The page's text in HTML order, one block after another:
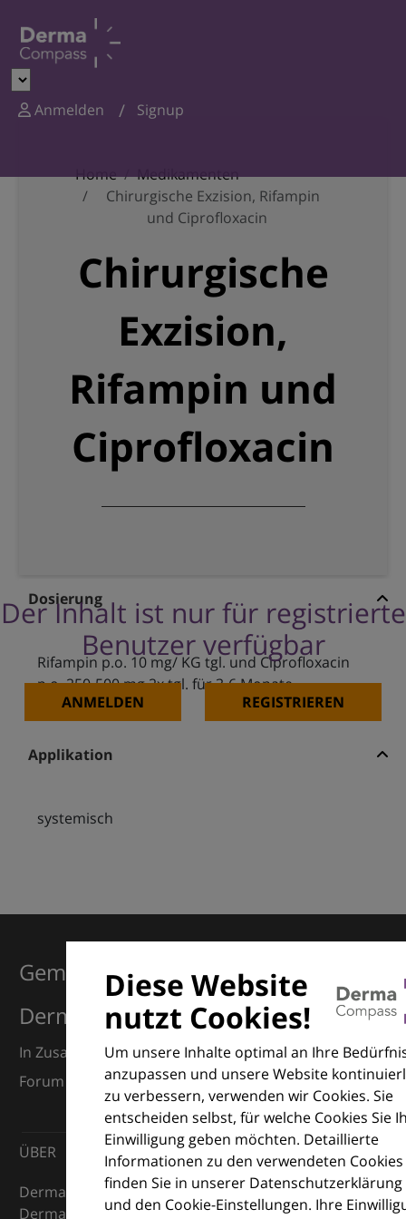
Anmelden Signup
Home
Medikamenten
Chirurgische Exzision, Rifampin
und Ciprofloxacin
Chirurgische
Exzision,
Rifampin und
Ciprofloxacin
Der Inhalt ist nur für registrierte
Benutzer verfügbar
ANMELDEN REGISTRIEREN
Dosierung
Rifampin p.o. 10 mg/ KG tgl. und Ciprofloxacin
p.o. 250-500 mg 2x tgl. für 3-6 Monate
Applikation
systemisch
Diese Website
nutzt Cookies!
Um unsere Inhalte optimal an Ihre
anzupassen und unsere Website
zu verbessern, verwenden wir Cookies. Sie
entscheiden selbst, für welche Cookies Sie
Einwilligung geben möchten. Detaillierte
Informationen zu den verwendeten Cookies
finden Sie in unserer Datenschutzerklärung
und den Cookie-Einstellungen. Ihre
Gemeinsam für Exzellenz in der
Dermatologie
In Zusammenarbeit mit dem European Dermatology
Forum (EDF) und Euroderm Excellence
ÜBER
DermaCompass ist Ihr digitaler Kompass für die
Dermatologie – mit Wissen, Bildern und praktischen